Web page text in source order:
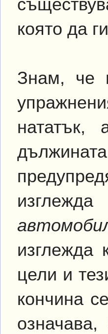
която да
Знам, че
изглежда
цели и
кончина